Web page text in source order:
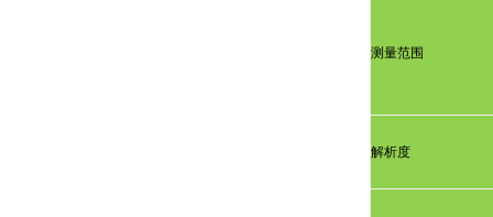
测量范围
解析度